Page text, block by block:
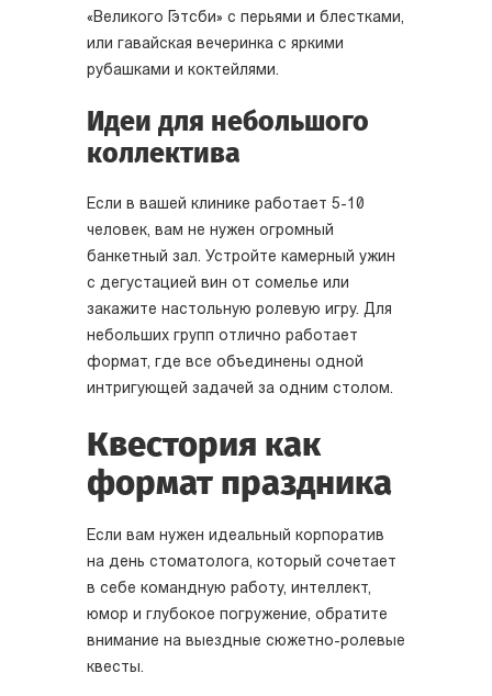
«Великого Гэтсби» с перьями и блестками,
или гавайская вечеринка с яркими
рубашками и коктейлями.
Идеи для небольшого
коллектива
Если в вашей клинике работает 5-10
человек, вам не нужен огромный
банкетный зал. Устройте камерный ужин
с дегустацией вин от сомелье или
закажите настольную ролевую игру. Для
небольших групп отлично работает
формат, где все объединены одной
интригующей задачей за одним столом.
Квестория как
формат праздника
Если вам нужен идеальный корпоратив
на день стоматолога, который сочетает
в себе командную работу, интеллект,
юмор и глубокое погружение, обратите
внимание на выездные сюжетно-ролевые
квесты.